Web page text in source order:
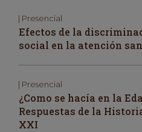
| Presencial
Efectos de la
social en la atención
| Presencial
¿Como se hacía en la
Respuestas de la
XXI